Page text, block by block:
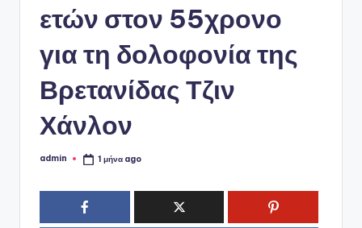
o
ετών στον 55χρονο
για τη δολοφονία της
Βρετανίδας Τζιν
Χάνλον
Συγγραφέας:
admin 1 μήνα ago